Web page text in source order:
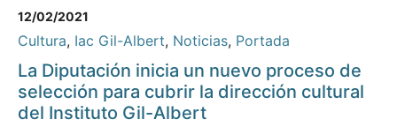
12/02/2021
Cultura, Iac Gil-Albert, Noticias, Portada
La Diputación inicia un nuevo proceso de
selección para cubrir la dirección cultural
del Instituto Gil-Albert